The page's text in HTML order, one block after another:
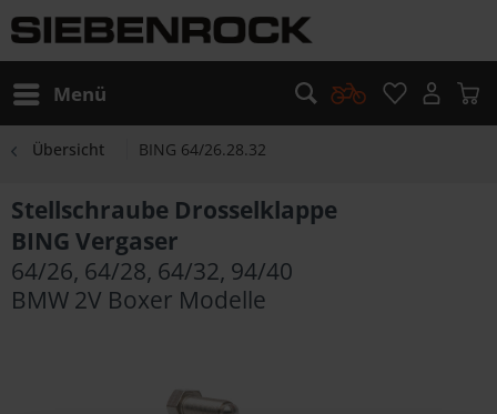
Menü
Übersicht BING 64/26.28.32
Stellschraube Drosselklappe
BING Vergaser
64/26, 64/28, 64/32, 94/40
BMW 2V Boxer Modelle